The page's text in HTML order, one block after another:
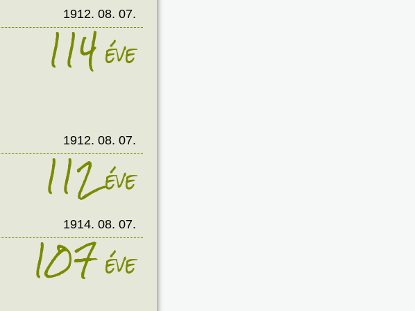
1912. 08. 07.
114éve
1912. 08. 07.
112éve
1914. 08. 07.
107éve